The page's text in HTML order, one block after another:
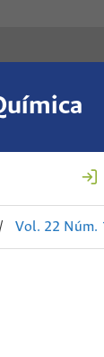
/ Vol. 22 Núm.